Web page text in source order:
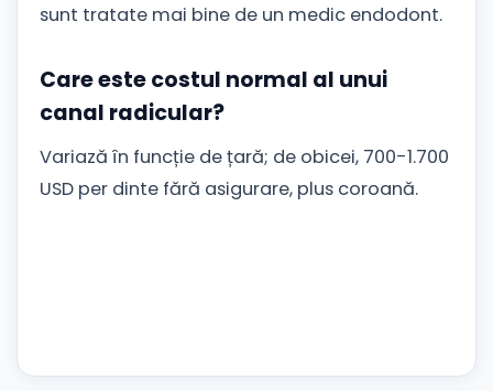
sunt tratate mai bine de un medic endodont.
Care este costul normal al unui
canal radicular?
Variază în funcție de țară; de obicei, 700-1.700
USD per dinte fără asigurare, plus coroană.